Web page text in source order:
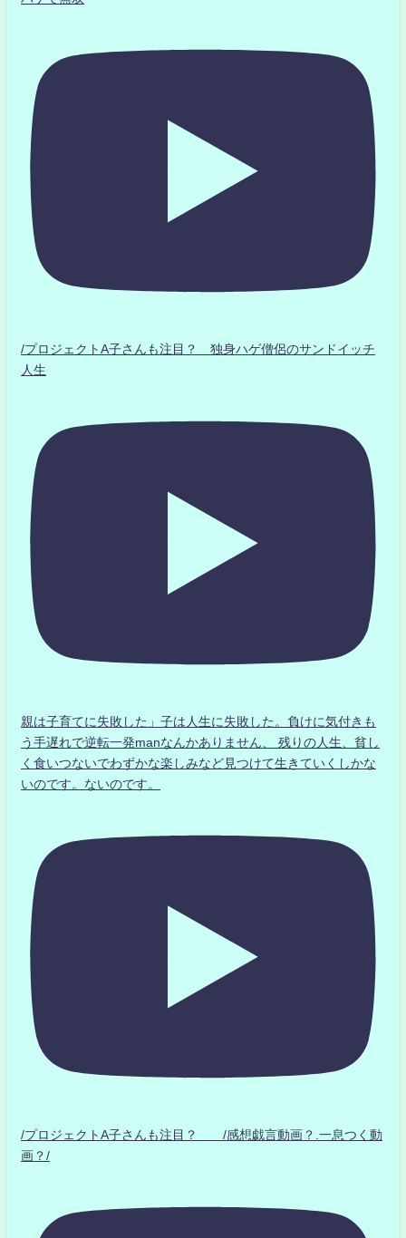
/プロジェクトA子さんも注目？ 独身ハゲ僧侶のサンドイッチ
人生
親は子育てに失敗した」子は人生に失敗した。負けに気付きも
う手遅れで逆転一発manなんかありません、 残りの人生、貧し
く食いつないでわずかな楽しみなど見つけて生きていくしかな
いのです。ないのです。
/プロジェクトA子さんも注目？ /感想戯言動画？.一息つく動
画？/